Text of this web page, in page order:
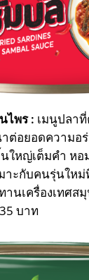
ไพร : เมนูปลา
อยอดความอร่
ใหญ่เต็มคำ หอ
าะกับคนรุ่นให
นเครื่องเทศส
บาท